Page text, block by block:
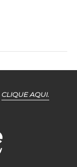
CLIQUE AQUI.